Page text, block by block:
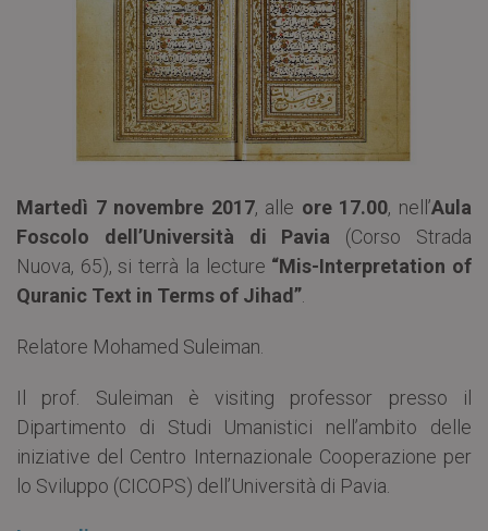
Martedì 7 novembre 2017, alle ore 17.00, nell’Aula
Foscolo dell’Università di Pavia (Corso Strada
Nuova, 65), si terrà la lecture “Mis-Interpretation of
Quranic Text in Terms of Jihad”
Relatore Mohamed Suleiman.
Il prof. Suleiman è visiting professor presso il
Dipartimento di Studi Umanistici nell’ambito delle
iniziative del Centro Internazionale Cooperazione per
lo Sviluppo (CICOPS) dell’Università di Pavia.